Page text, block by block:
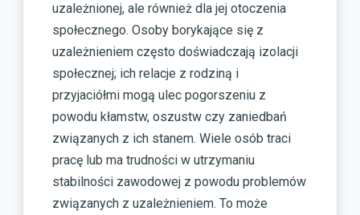
uzależnionej, ale również dla jej otoczenia
społecznego. Osoby borykające się z
uzależnieniem często doświadczają izolacji
społecznej; ich relacje z rodziną i
przyjaciółmi mogą ulec pogorszeniu z
powodu kłamstw, oszustw czy zaniedbań
związanych z ich stanem. Wiele osób traci
pracę lub ma trudności w utrzymaniu
stabilności zawodowej z powodu problemów
związanych z uzależnieniem. To może